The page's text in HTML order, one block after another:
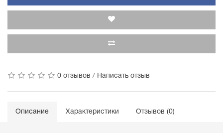
0 отзывов / Написать отзыв
Описание Характеристики Отзывов (0)